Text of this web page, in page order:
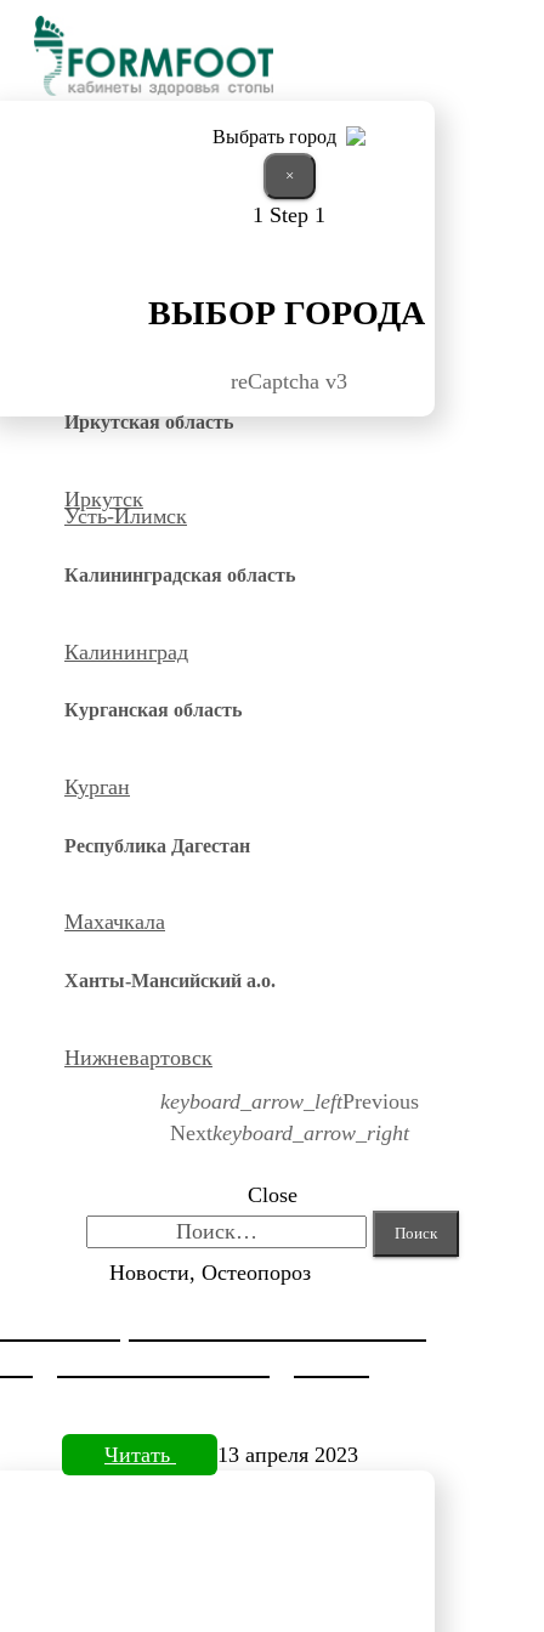
Выбрать город
×
1 Step 1
ВЫБОР ГОРОДА
reCaptcha v3
Иркутская область
Иркутск
Усть-Илимск
Калининградская область
Калининград
Курганская область
Курган
Республика Дагестан
Махачкала
Ханты-Мансийский а.о.
Нижневартовск
keyboard_arrow_leftPrevious
Nextkeyboard_arrow_right
Close
Новости, Остеопороз
Читать 13 апреля 2023